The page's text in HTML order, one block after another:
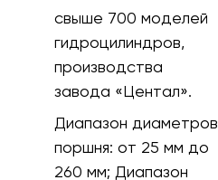
свыше 700 моделей
гидроцилиндров,
производства
завода «Центал».
Диапазон диаметров
поршня:от 25 мм до
260 мм; Диапазон